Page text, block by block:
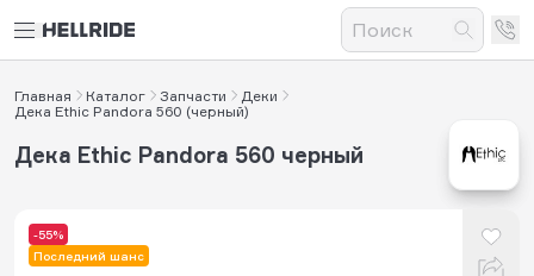
Главная Каталог Запчасти
Деки
Дека Ethic Pandora 560 (черный)
-55%
Последний шанс
Дека Ethic Pandora 560 черный